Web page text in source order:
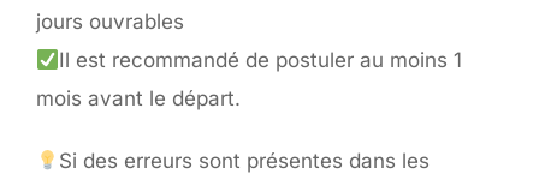
jours ouvrables
Il est recommandé de postuler au moins 1
mois avant le départ.
Si des erreurs sont présentes dans les